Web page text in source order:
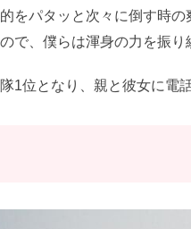
をパタッと次々に倒す時
で、僕らは渾身の力を振り
1位となり、親と彼女に電